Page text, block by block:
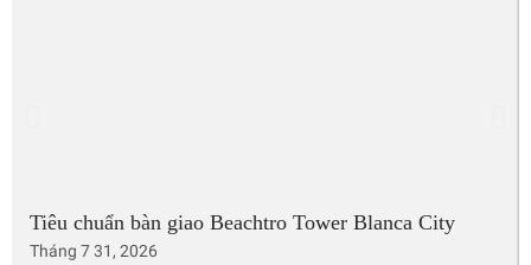
Tiêu chuẩn bàn giao Beachtro Tower Blanca City
Tháng 7 31, 2026